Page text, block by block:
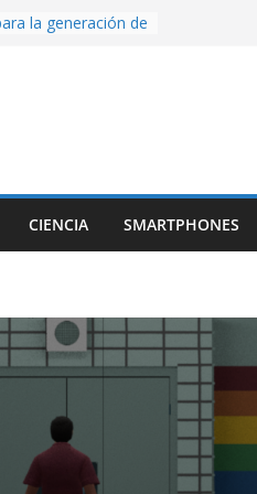
la generación de
con Inteligencia
una app
una
CIENCIA SMARTPHONES